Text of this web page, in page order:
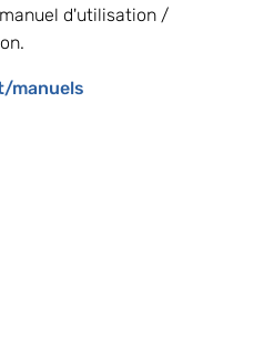
d'utilisation /
manuels